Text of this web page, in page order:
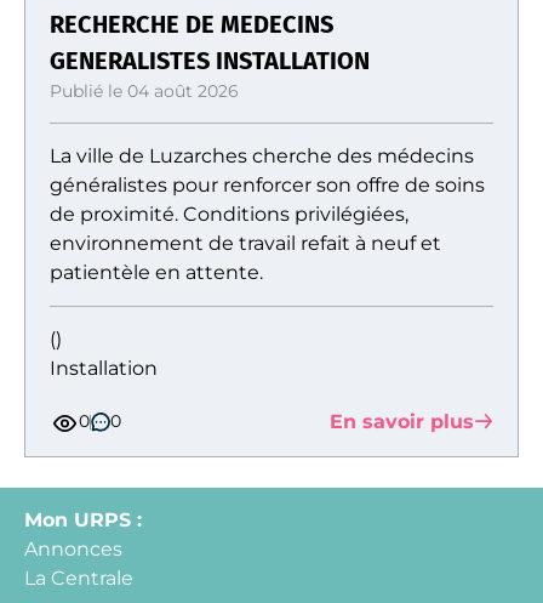
RECHERCHE DE MEDECINS
GENERALISTES INSTALLATION
Publié le 04 août 2026
La ville de Luzarches cherche des médecins
généralistes pour renforcer son offre de soins
de proximité. Conditions privilégiées,
environnement de travail refait à neuf et
patientèle en attente.
()
Installation
0 0 En savoir plus
Mon URPS :
Annonces
La Centrale